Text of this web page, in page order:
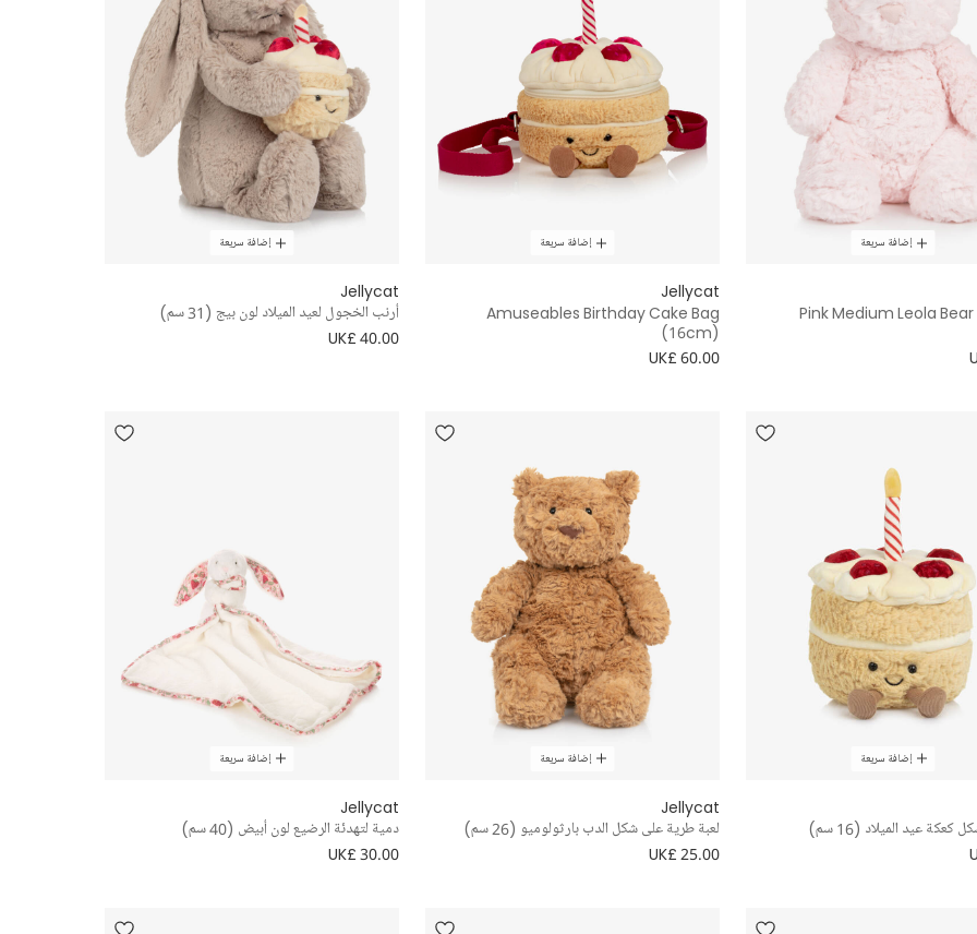
إضافة سريعة
Pink Medium Leola
إضافة سريعة
Jellycat
Amuseables Birthday Cake Bag
(16cm)
UK£ 60.00
إضافة سريعة
Jellycat
أرنب الخجول لعيد الميلاد لون بيج (31 سم)
UK£ 40.00
إضافة سريعة
كعكة عيد الميلاد (16 سم)
إضافة سريعة
Jellycat
لعبة طرية على شكل الدب بارثولوميو (26 سم)
UK£ 25.00
إضافة سريعة
Jellycat
دمية لتهدئة الرضيع لون أبيض (40 سم)
UK£ 30.00